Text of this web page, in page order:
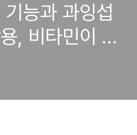
능과 과잉섭
, 비타민이 풍